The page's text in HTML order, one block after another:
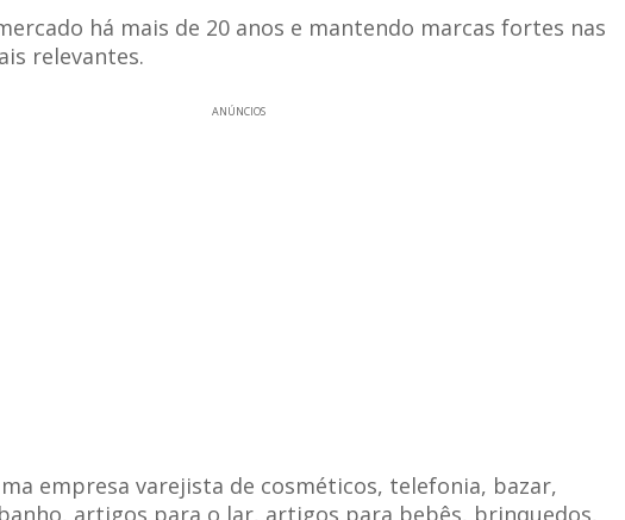
há mais de 20 anos e mantendo marcas fortes nas
relevantes.
ANÚNCIOS
empresa varejista de cosméticos, telefonia, bazar,
artigos para o lar, artigos para bebês, brinquedos,